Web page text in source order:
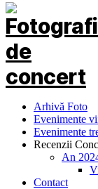
Arhivă Foto
Evenimente
Evenimente
Recenzii
An
Contact